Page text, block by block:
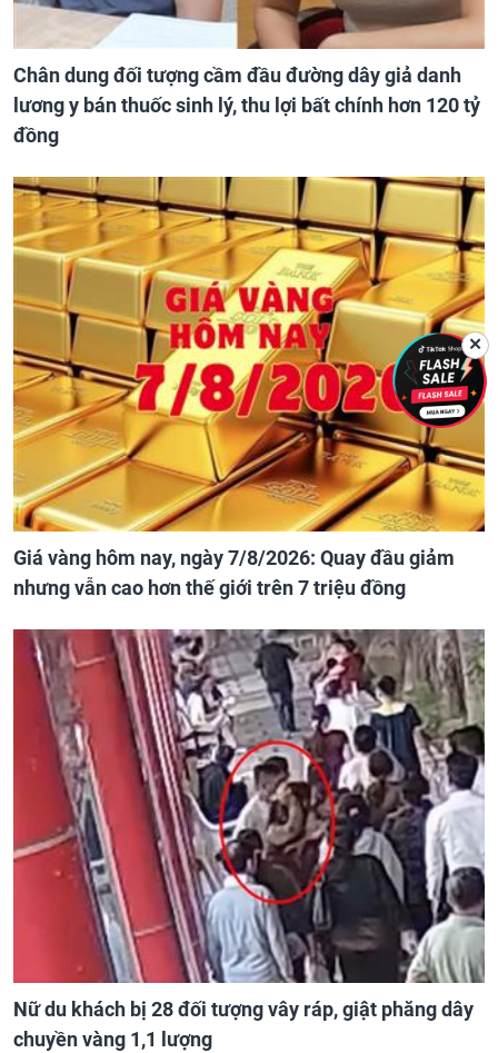
Chân dung đối tượng cầm đầu đường dây giả danh
lương y bán thuốc sinh lý, thu lợi bất chính hơn 120 tỷ
đồng
Giá vàng hôm nay, ngày 7/8/2026: Quay đầu giảm
nhưng vẫn cao hơn thế giới trên 7 triệu đồng
Nữ du khách bị 28 đối tượng vây ráp, giật phăng dây
chuyền vàng 1,1 lượng
✕